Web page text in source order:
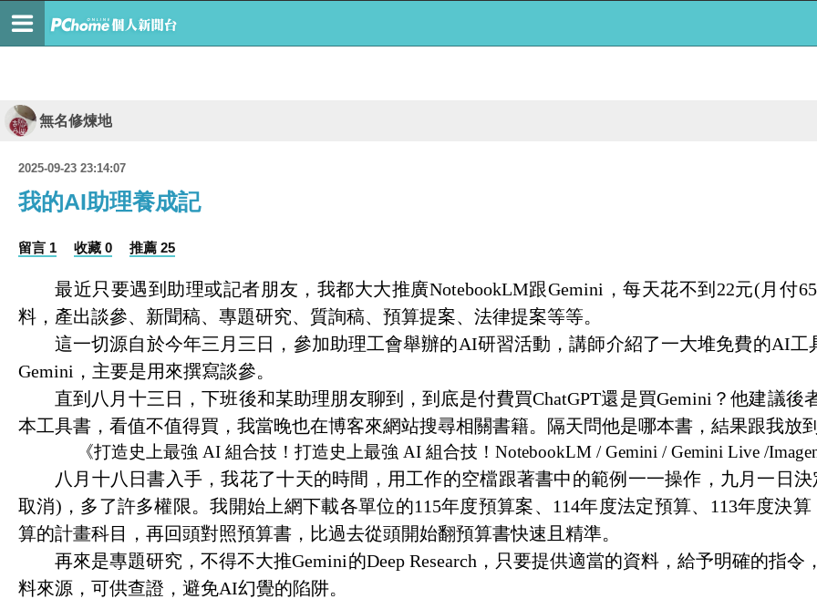
無名修煉地
2025-09-23 23:14:07
我的AI助理養成記
留言 1 收藏 0 推薦 25
最近只要遇到助理或記者朋友，我都大大推廣NotebookLM跟Gemini ，每天花不到 22元( 月付
料，產出談參、新聞稿、專題研究、質詢稿、預算提案、法律提案等等。
這一切源自於今年三月三日，參加助理工會舉辦的AI研習活動，講師介紹了一大堆免費的AI工
Gemini ，主要是用來撰寫談參。
直到八月十三日，下班後和某助理朋友聊到，到底是付費買ChatGPT還是買Gemini ？他建議後
本工具書，看值不值得買，我當晚也在博客來網站搜尋相關書籍。隔天問他是哪本書，結果跟我放
《打造史上最強 AI 組合技！打造史上最強 AI 組合技！ NotebookLM / Gemini / Gemini Live /
八月十八日書入手，我花了十天的時間，用工作的空檔跟著書中的範例一一操作，九月一日
取消) ，多了許多權限。我開始上網下載各單位的115年度預算案、 114年度法定預算、 113年度決算
算的計畫科目，再回頭對照預算書，比過去從頭開始翻預算書快速且精準。
再來是專題研究，不得不大推Gemini的Deep Research ，只要提供適當的資料，給予明確的指
料來源，可供查證，避免AI幻覺的陷阱。